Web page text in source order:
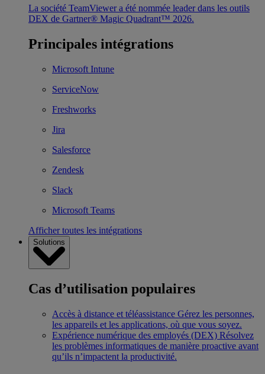
La société TeamViewer a été nommée leader dans les outils
DEX de Gartner® Magic Quadrant™ 2026.
Principales intégrations
Microsoft Intune
ServiceNow
Freshworks
Jira
Salesforce
Zendesk
Slack
Microsoft Teams
Afficher toutes les intégrations
Solutions
Cas d’utilisation populaires
Accès à distance et téléassistance Gérez les personnes,
les appareils et les applications, où que vous soyez.
Expérience numérique des employés (DEX) Résolvez
les problèmes informatiques de manière proactive avant
qu’ils n’impactent la productivité.